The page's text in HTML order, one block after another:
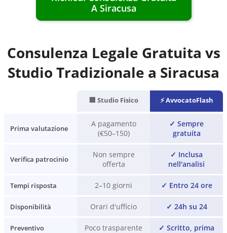
A Siracusa
Consulenza Legale Gratuita vs
Studio Tradizionale a Siracusa
🏢 Studio Fisico ⚡ AvvocatoFlash
Prima valutazione
A pagamento
(€50–150)
✓ Sempre
gratuita
Verifica patrocinio
Non sempre
offerta
✓ Inclusa
nell'analisi
Tempi risposta 2–10 giorni ✓ Entro 24 ore
Disponibilità Orari d'ufficio ✓ 24h su 24
Preventivo Poco trasparente ✓ Scritto, prima